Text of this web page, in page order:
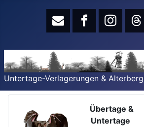
Untertage-Verlagerungen &
Übertage &
Untertage